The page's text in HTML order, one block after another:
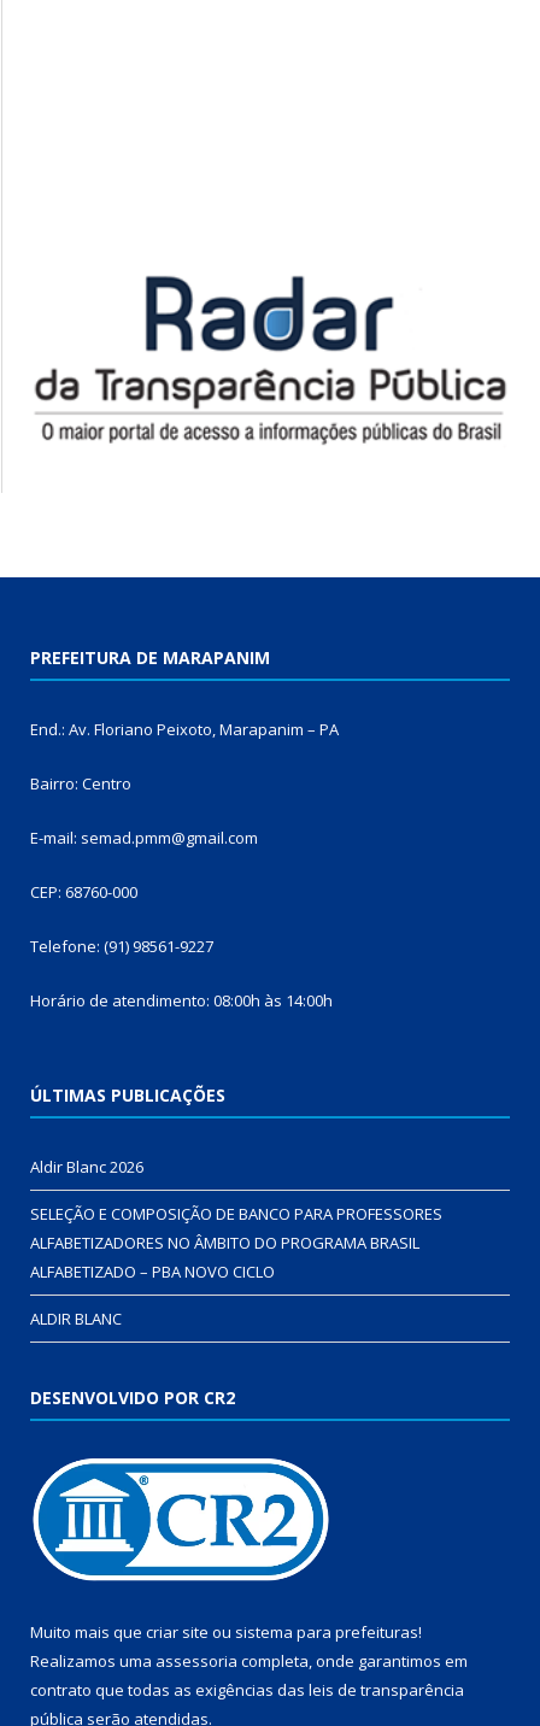
PREFEITURA DE MARAPANIM
End.: Av. Floriano Peixoto, Marapanim – PA
Bairro: Centro
E-mail: semad.pmm@gmail.com
CEP: 68760-000
Telefone: (91) 98561-9227
Horário de atendimento: 08:00h às 14:00h
ÚLTIMAS PUBLICAÇÕES
Aldir Blanc 2026
SELEÇÃO E COMPOSIÇÃO DE BANCO PARA PROFESSORES
ALFABETIZADORES NO ÂMBITO DO PROGRAMA BRASIL
ALFABETIZADO – PBA NOVO CICLO
ALDIR BLANC
DESENVOLVIDO POR CR2
Muito mais que criar site ou sistema para prefeituras!
Realizamos uma assessoria completa, onde garantimos em
contrato que todas as exigências das leis de transparência
pública serão atendidas.